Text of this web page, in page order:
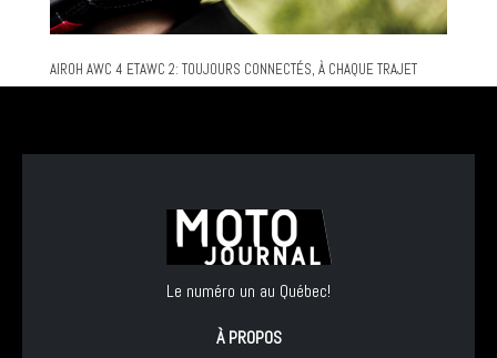
AIROH AWC 4 ETAWC 2: TOUJOURS CONNECTÉS, À CHAQUE TRAJET
Le numéro un au Québec!
À PROPOS